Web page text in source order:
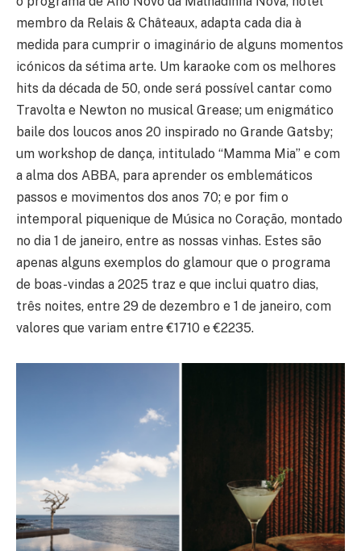
membro da Relais & Châteaux, adapta cada dia à
medida para cumprir o imaginário de alguns momentos
icónicos da sétima arte. Um karaoke com os melhores
hits da década de 50, onde será possível cantar como
Travolta e Newton no musical Grease; um enigmático
baile dos loucos anos 20 inspirado no Grande Gatsby;
um workshop de dança, intitulado “Mamma Mia” e com
a alma dos ABBA, para aprender os emblemáticos
passos e movimentos dos anos 70; e por fim o
intemporal piquenique de Música no Coração, montado
no dia 1 de janeiro, entre as nossas vinhas. Estes são
apenas alguns exemplos do glamour que o programa
de boas-vindas a 2025 traz e que inclui quatro dias,
três noites, entre 29 de dezembro e 1 de janeiro, com
valores que variam entre €1710 e €2235.